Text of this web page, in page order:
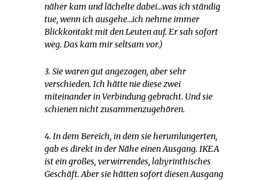
näher kam und lächelte dabei…was ich ständig
tue, wenn ich ausgehe…ich nehme immer
Blickkontakt mit den Leuten auf. Er sah sofort
weg. Das kam mir seltsam vor.)
3. Sie waren gut angezogen, aber sehr
verschieden. Ich hätte nie diese zwei
miteinander in Verbindung gebracht. Und sie
schienen nicht zusammenzugehören.
4. In dem Bereich, in dem sie herumlungerten,
gab es direkt in der Nähe einen Ausgang. IKEA
ist ein großes, verwirrendes, labyrinthisches
Geschäft. Aber sie hätten sofort diesen Ausgang